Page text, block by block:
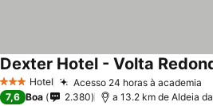
3 EstrelasHotel Acesso 24 horas à academia
Dexter Hotel - Volta
7,6 Boa 2.380 a 13.2 km de Aldeia